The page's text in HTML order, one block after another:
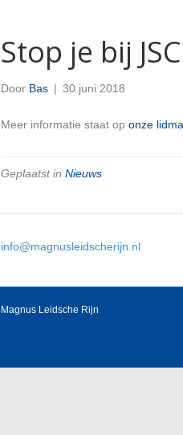
Stop je bij
Door Bas | 30 juni 2018
Meer informatie staat op onze
Geplaatst in Nieuws
info@magnusleidscherijn.nl
Magnus Leidsche Rijn